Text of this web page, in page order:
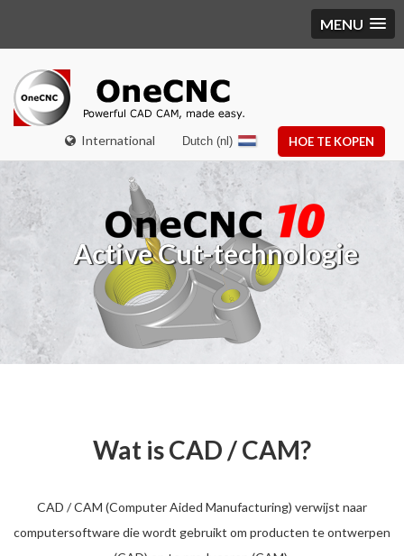
MENU
International HOE TE KOPEN
Dutch (nl)
Active Cut-technologie
Wat is CAD / CAM?
CAD / CAM (Computer Aided Manufacturing) verwijst naar
computersoftware die wordt gebruikt om producten te ontwerpen